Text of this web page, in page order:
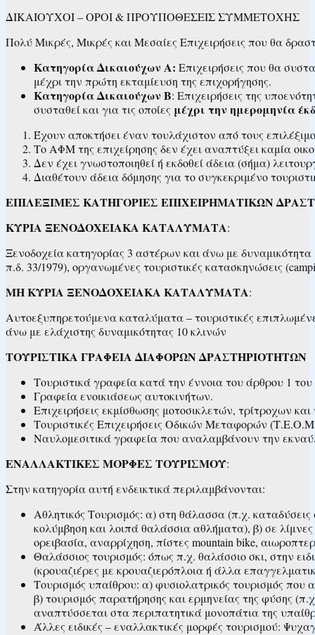
ΔΙΚΑΙΟΥΧΟΙ – ΟΡΟΙ & ΠΡΟΥΠΟΘΕΣΕΙΣ ΣΥΜΜΕΤΟΧΗΣ
Πολύ Μικρές, Μικρές και Μεσαίες Επιχειρήσεις που θα
Κατηγορία Δικαιούχων Α: Επιχειρήσεις που θα
μέχρι την πρώτη εκταμίευση της επιχορήγησης.
Κατηγορία Δικαιούχων Β: Επιχειρήσεις της
συσταθεί και για τις οποίες μέχρι την ημερομηνία
Έχουν αποκτήσει έναν τουλάχιστον από τους
Το ΑΦΜ της επιχείρησης δεν έχει αναπτύξει καμία
Δεν έχει γνωστοποιηθεί ή εκδοθεί άδεια (σήμα)
Διαθέτουν άδεια δόμησης για το συγκεκριμένο
ΕΠΙΛΕΞΙΜΕΣ ΚΑΤΗΓΟΡΙΕΣ ΕΠΙΧΕΙΡΗΜΑΤΙΚΩΝ
ΚΥΡΙΑ ΞΕΝΟΔΟΧΕΙΑΚΑ ΚΑΤΑΛΥΜΑΤΑ:
Ξενοδοχεία κατηγορίας 3 αστέρων και άνω με
π.δ. 33/1979), οργανωμένες τουριστικές κατασκηνώσεις
ΜΗ ΚΥΡΙΑ ΞΕΝΟΔΟΧΕΙΑΚΑ ΚΑΤΑΛΥΜΑΤΑ:
Αυτοεξυπηρετούμενα καταλύματα – τουριστικές
άνω με ελάχιστης δυναμικότητας 10 κλινών
ΤΟΥΡΙΣΤΙΚΑ ΓΡΑΦΕΙΑ ΔΙΑΦΟΡΩΝ ΔΡΑΣΤΗΡΙΟΤΗΤΩΝ
Τουριστικά γραφεία κατά την έννοια του άρθρου 1 του
Γραφεία ενοικιάσεως αυτοκινήτων.
Επιχειρήσεις εκμίσθωσης μοτοσικλετών, τρίτροχων
Τουριστικές Επιχειρήσεις Οδικών Μεταφορών
Ναυλομεσιτικά γραφεία που αναλαμβάνουν την
ΕΝΑΛΛΑΚΤΙΚΕΣ ΜΟΡΦΕΣ ΤΟΥΡΙΣΜΟΥ:
Στην κατηγορία αυτή ενδεικτικά περιλαμβάνονται:
Αθλητικός Τουρισμός: α) στη θάλασσα (π.χ.
κολύμβηση και λοιπά θαλάσσια αθλήματα), β) σε λίμνες
ορειβασία, αναρρίχηση, πίστες mountain bike,
Θαλάσσιος τουρισμός: όπως π.χ. θαλάσσιο σκι, στην
(κρουαζιέρες με κρουαζιερόπλοια ή άλλα
Τουρισμός υπαίθρου: α) φυσιολατρικός τουρισμός που
β) τουρισμός παρατήρησης και ερμηνείας της φύσης
αναπτύσσεται στα περιπατητικά μονοπάτια της
Άλλες ειδικές – εναλλακτικές μορφές τουρισμού: